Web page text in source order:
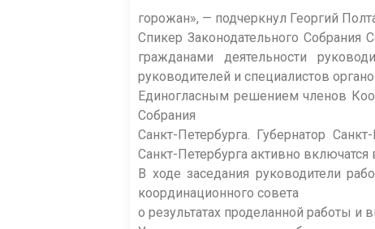
горожан», — подчеркнул Георгий
Спикер Законодательного Собрания
гражданами деятельности
руководителей и специалистов
Единогласным решением членов
Собрания
Санкт-Петербурга. Губернатор
Санкт-Петербурга активно
В ходе заседания руководители
координационного совета
о результатах проделанной работы